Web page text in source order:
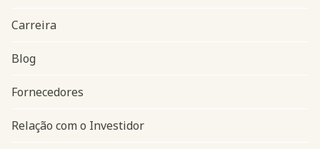
Navegação do rodapé
Carreira
Blog
Fornecedores
Relação com o Investidor